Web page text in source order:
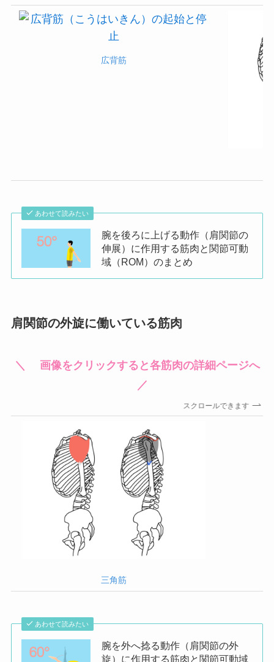
広背筋
あわせて読みたい
腕を後ろに上げる動作（肩関節の
伸展）に作用する筋肉と関節可動
域（ROM）のまとめ
肩関節の外旋に働いている筋肉
＼ 画像をクリックすると各筋肉の詳細ページへ
／
スクロールできます
三角筋
あわせて読みたい
腕を外へ捻る動作（肩関節の外
旋）に作用する筋肉と関節可動域